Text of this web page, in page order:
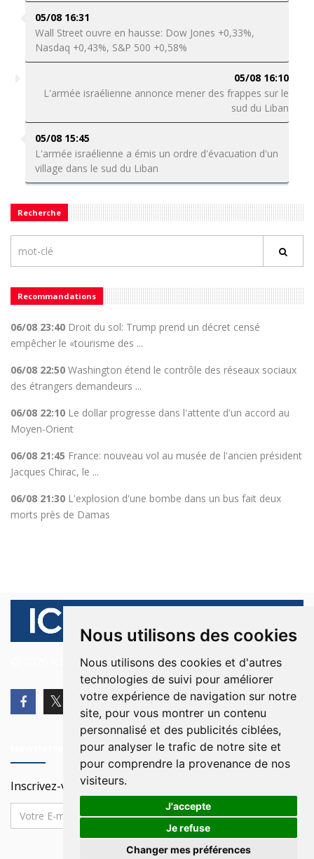
Nous utilisons des cookies
Nous utilisons des cookies et d'autres
technologies de suivi pour améliorer
votre expérience de navigation sur notre
site, pour vous montrer un contenu
personnalisé et des publicités ciblées,
pour analyser le trafic de notre site et
pour comprendre la provenance de nos
visiteurs.
J'accepte
Je refuse
Changer mes préférences
05/08 16:31
Wall Street ouvre en hausse: Dow Jones +0,33%,
Nasdaq +0,43%, S&P 500 +0,58%
05/08 16:10
L'armée israélienne annonce mener des frappes sur le
sud du Liban
05/08 15:45
L'armée israélienne a émis un ordre d'évacuation d'un
village dans le sud du Liban
Recherche
Recommandations
06/08 23:40 Droit du sol: Trump prend un décret censé
empêcher le «tourisme des ...
06/08 22:50 Washington étend le contrôle des réseaux sociaux
des étrangers demandeurs ...
06/08 22:10 Le dollar progresse dans l'attente d'un accord au
Moyen-Orient
06/08 21:45 France: nouveau vol au musée de l'ancien président
Jacques Chirac, le ...
06/08 21:30 L'explosion d'une bombe dans un bus fait deux
morts près de Damas
© 2026 Ici Beyrouth. Tous les droits sont réservés.
Inscrivez-vous à notre Newsletter